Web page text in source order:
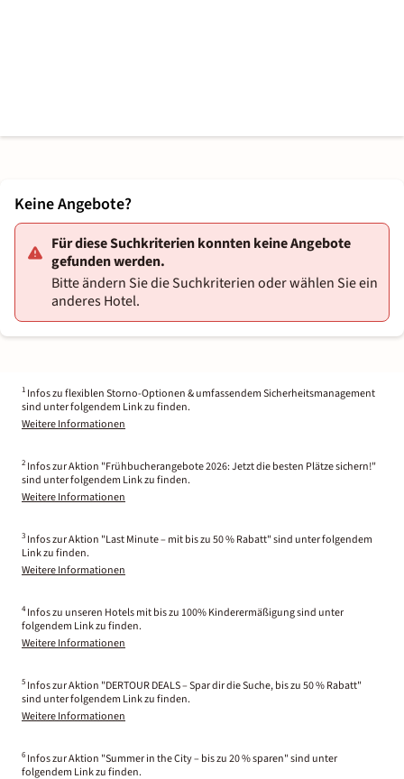
Keine Angebote?
Für diese Suchkriterien konnten keine Angebote
gefunden werden.
Bitte ändern Sie die Suchkriterien oder wählen Sie ein
anderes Hotel.
1 Infos zu flexiblen Storno-Optionen & umfassendem Sicherheitsmanagement
sind unter folgendem Link zu finden.
Weitere Informationen
2 Infos zur Aktion "Frühbucherangebote 2026: Jetzt die besten Plätze sichern!"
sind unter folgendem Link zu finden.
Weitere Informationen
3 Infos zur Aktion "Last Minute – mit bis zu 50 % Rabatt" sind unter folgendem
Link zu finden.
Weitere Informationen
4 Infos zu unseren Hotels mit bis zu 100% Kinderermäßigung sind unter
folgendem Link zu finden.
Weitere Informationen
5 Infos zur Aktion "DERTOUR DEALS – Spar dir die Suche, bis zu 50 % Rabatt"
sind unter folgendem Link zu finden.
Weitere Informationen
6 Infos zur Aktion "Summer in the City – bis zu 20 % sparen" sind unter
folgendem Link zu finden.